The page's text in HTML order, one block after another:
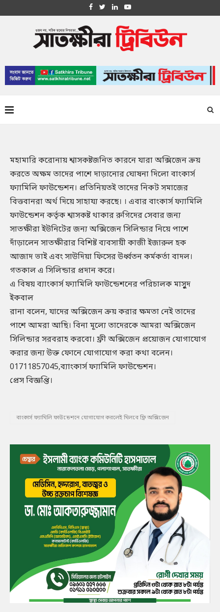
মহামারি করোনায় শ্বাসকষ্টজনিত কারনে যারা অক্সিজেন ক্রয়
করতে অক্ষম তাদের পাশে দাড়ানোর ঘোষনা দিলো বাংকার্স
ফ্যামিলি ফাউন্ডেশন। প্রতিনিয়তই তাদের নিকট সমাজের
বিত্তবানরা অর্থ দিয়ে সাহায্য করছে। । এবার বাংকার্স ফ্যামিলি
ফাউন্ডেশন কর্তৃক শ্বাসকষ্ট থাকার রুগিদের সেবার জন্য
সাতক্ষীরা ইউনিটের জন্য অক্সিজেন সিলিন্ডার নিয়ে পাশে
দাঁড়ালেন সাতক্ষীরার বিশিষ্ট ব্যবসায়ী কাজী ইজারুল হক
আজাদ ভাই এবং সাউদিয়া ফিসের উর্ধ্বতন কর্মকর্তা বাদল।
গতকাল এ সিলিন্ডার প্রদান করে।
এ বিষয় ব্যাংকার্স ফ্যামিলি ফাউন্ডেশনের পরিচালক মাসুূদ
ইকবাল
রানা বলেন, যাদের অক্সিজেন ক্রয় করার ক্ষমতা নেই তাদের
পাশে আমরা আছি। বিনা মূল্যে তাদেরকে আমরা অক্সিজেন
সিলিন্ডার সরবরাহ করবো। ফ্রী অক্সিজেন প্রয়োজন যোগাযোগ
করার জন্য উক্ত ফোনে যোগাযোগ করা কথা বলেন।
01711857045,ব্যাংকার্স ফ্যামিলি ফাউন্ডেশন।
প্রেস বিজ্ঞপ্তি।
বাংকার্স ফ্যামিলি ফাউন্ডেশনে যোগাযোগ করলেই মিলবে ফ্রি অক্সিজেন